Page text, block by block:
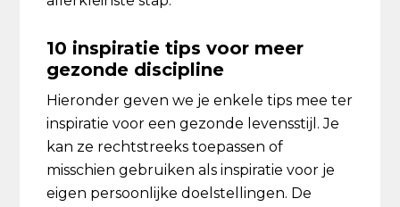
10 inspiratie tips voor meer
gezonde discipline
Hieronder geven we je enkele tips mee ter
inspiratie voor een gezonde levensstijl. Je
kan ze rechtstreeks toepassen of
misschien gebruiken als inspiratie voor je
eigen persoonlijke doelstellingen. De